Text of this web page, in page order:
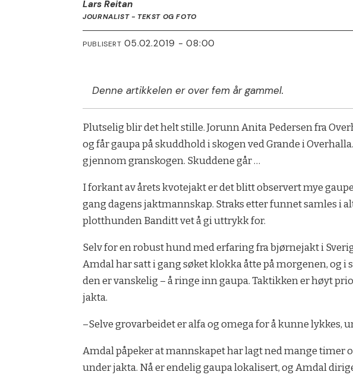
Lars Reitan
JOURNALIST - TEKST OG FOTO
PUBLISERT 05.02.2019 - 08:00
Denne artikkelen er over fem år gammel.
Plutselig blir det helt stille. Jorunn Anita Pedersen fra
og får gaupa på skuddhold i skogen ved Grande i
gjennom granskogen. Skuddene går …
I forkant av årets kvotejakt er det blitt observert mye
gang dagens jaktmannskap. Straks etter funnet samles i
plotthunden Banditt vet å gi uttrykk for.
Selv for en robust hund med erfaring fra bjørnejakt i
Amdal har satt i gang søket klokka åtte på morgenen, og
den er vanskelig – å ringe inn gaupa. Taktikken er høyt
jakta.
–Selve grovarbeidet er alfa og omega for å kunne lykkes,
Amdal påpeker at mannskapet har lagt ned mange timer
under jakta. Nå er endelig gaupa lokalisert, og Amdal